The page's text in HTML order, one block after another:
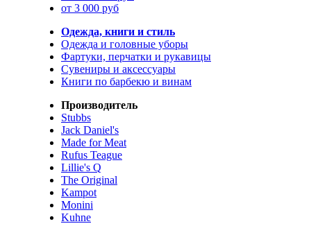
от 3 000 руб
Одежда, книги и стиль
Одежда и головные уборы
Фартуки, перчатки и рукавицы
Сувениры и аксессуары
Книги по барбекю и винам
Производитель
Stubbs
Jack Daniel's
Made for Meat
Rufus Teague
Lillie's Q
The Original
Kampot
Monini
Kuhne